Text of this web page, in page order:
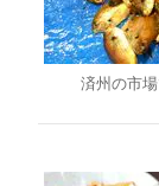
済州の市